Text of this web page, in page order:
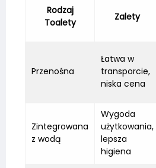
Rodzaj
Toalety
Zalety
Przenośna
Łatwa w
transporcie,
niska cena
Zintegrowana
z wodą
Wygoda
użytkowania,
lepsza
higiena